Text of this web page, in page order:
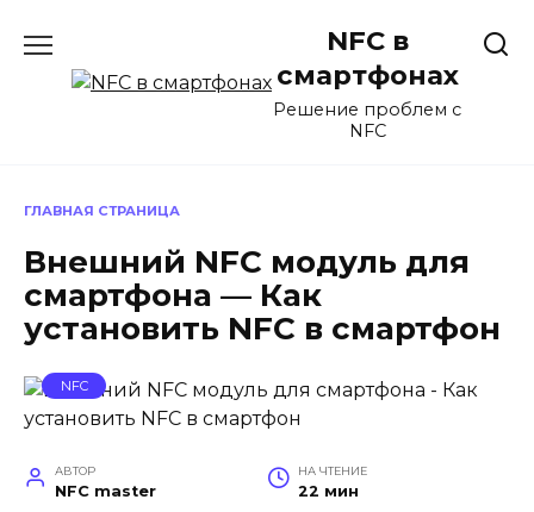
содержанию
NFC в
смартфонах
Решение проблем с
NFC
ГЛАВНАЯ СТРАНИЦА
Внешний NFC модуль для
смартфона — Как
установить NFC в смартфон
NFC
АВТОР
NFC master
НА ЧТЕНИЕ
22 мин